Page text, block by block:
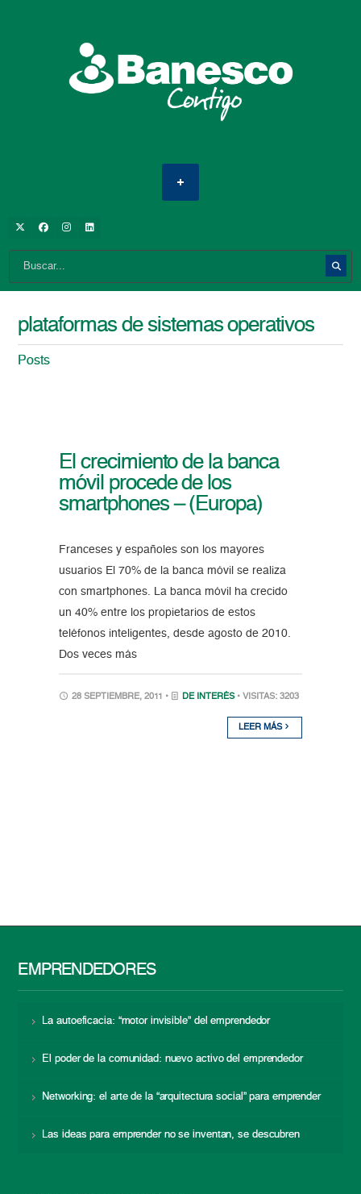
plataformas de sistemas operativos
Posts
El crecimiento de la banca
móvil procede de los
smartphones – (Europa)
Franceses y españoles son los mayores
usuarios El 70% de la banca móvil se realiza
con smartphones. La banca móvil ha crecido
un 40% entre los propietarios de estos
teléfonos inteligentes, desde agosto de 2010.
Dos veces más
28 SEPTIEMBRE, 2011 • DE INTERÉS • VISITAS: 3203
LEER MÁS
EMPRENDEDORES
La autoeficacia: “motor invisible” del emprendedor
El poder de la comunidad: nuevo activo del emprendedor
Networking: el arte de la “arquitectura social” para emprender
Las ideas para emprender no se inventan, se descubren